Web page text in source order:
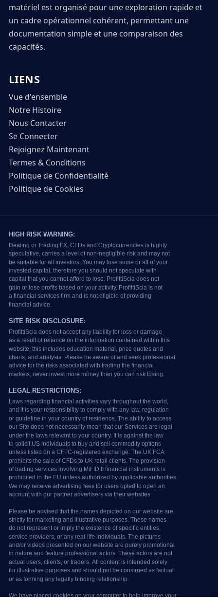
matériel est organisé pour une exploration rapide et
un cadre opérationnel cohérent, permettant une
documentation simple et une comparaison des
capacités.
LIENS
Vue d'ensemble
Notre Histoire
Nous Contacter
Se Connecter
Rejoignez Maintenant
Termes & Conditions
Politique de Confidentialité
Politique de Cookies